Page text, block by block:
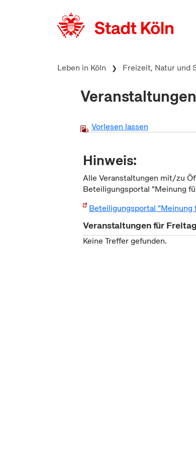
Leben in Köln Freizeit, Natur und
Veranstaltungen
Vorlesen lassen
Hinweis:
Alle Veranstaltungen mit/zu
Beteiligungsportal "Meinung
Beteiligungsportal "Meinung
Veranstaltungen für
Keine Treffer gefunden.